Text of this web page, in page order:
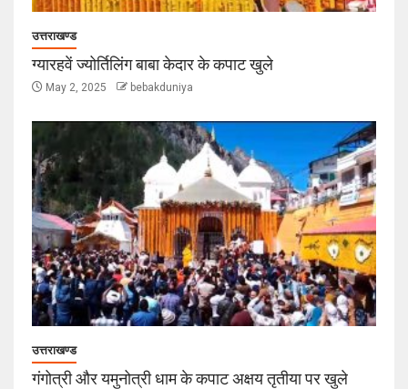
उत्तराखण्ड
ग्यारहवें ज्योर्तिलिंग बाबा केदार के कपाट खुले
May 2, 2025 bebakduniya
उत्तराखण्ड
गंगोत्री और यमुनोत्री धाम के कपाट अक्षय तृतीया पर खुले